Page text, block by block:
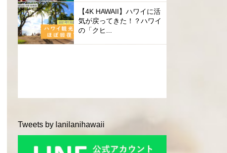
【4K HAWAII】ハワイに活
気が戻ってきた！？ハワイ
の「クヒ...
Tweets by lanilanihawaii